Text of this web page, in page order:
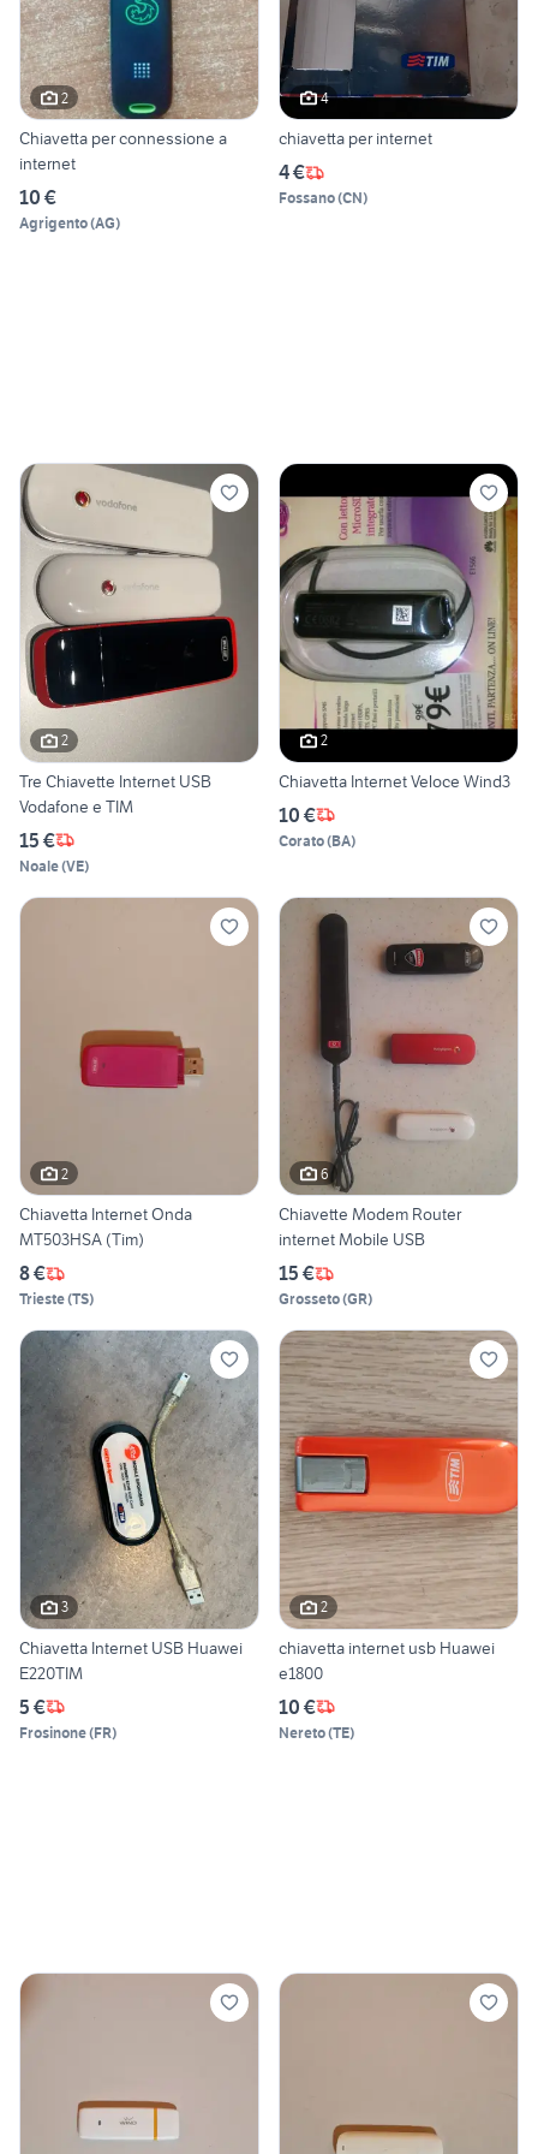
2
Chiavetta per connessione a
internet
10 €
Agrigento(AG)
4
chiavetta per internet
4 €
Fossano(CN)
2
Tre Chiavette Internet USB
Vodafone e TIM
15 €
Noale(VE)
2
Chiavetta Internet Veloce Wind3
10 €
Corato(BA)
2
Chiavetta Internet Onda
MT503HSA (Tim)
8 €
Trieste(TS)
6
Chiavette Modem Router
internet Mobile USB
15 €
Grosseto(GR)
3
Chiavetta Internet USB Huawei
E220TIM
5 €
Frosinone(FR)
2
chiavetta internet usb Huawei
e1800
10 €
Nereto(TE)